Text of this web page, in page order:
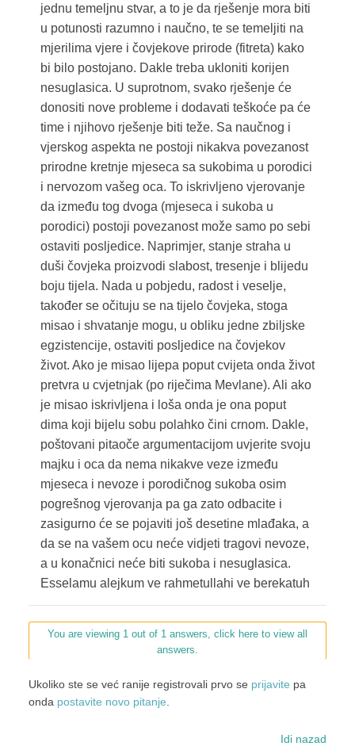
jednu temeljnu stvar, a to je da rješenje mora biti
u potunosti razumno i naučno, te se temeljiti na
mjerilima vjere i čovjekove prirode (fitreta) kako
bi bilo postojano. Dakle treba ukloniti korijen
nesuglasica. U suprotnom, svako rješenje će
donositi nove probleme i dodavati teškoće pa će
time i njihovo rješenje biti teže. Sa naučnog i
vjerskog aspekta ne postoji nikakva povezanost
prirodne kretnje mjeseca sa sukobima u porodici
i nervozom vašeg oca. To iskrivljeno vjerovanje
da između tog dvoga (mjeseca i sukoba u
porodici) postoji povezanost može samo po sebi
ostaviti posljedice. Naprimjer, stanje straha u
duši čovjeka proizvodi slabost, tresenje i blijedu
boju tijela. Nada u pobjedu, radost i veselje,
također se očituju se na tijelo čovjeka, stoga
misao i shvatanje mogu, u obliku jedne zbiljske
egzistencije, ostaviti posljedice na čovjekov
život. Ako je misao lijepa poput cvijeta onda život
pretvra u cvjetnjak (po riječima Mevlane). Ali ako
je misao iskrivljena i loša onda je ona poput
dima koji bijelu sobu polahko čini crnom. Dakle,
poštovani pitaoče argumentacijom uvjerite svoju
majku i oca da nema nikakve veze između
mjeseca i nevoze i porodičnog sukoba osim
pogrešnog vjerovanja pa ga zato odbacite i
zasigurno će se pojaviti još desetine mlađaka, a
da se na vašem ocu neće vidjeti tragovi nevoze,
a u konačnici neće biti sukoba i nesuglasica.
Esselamu alejkum ve rahmetullahi ve berekatuh
You are viewing 1 out of 1 answers, click here to view all
answers.
Ukoliko ste se već ranije registrovali prvo se prijavite pa
onda postavite novo pitanje.
Idi nazad